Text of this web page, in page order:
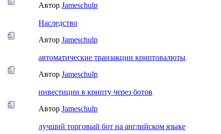
Автор Jameschulp
Наследство
Автор Jameschulp
автоматические транзакции криптовалюты
Автор Jameschulp
инвестиции в крипту через ботов
Автор Jameschulp
лучший торговый бот на английском языке